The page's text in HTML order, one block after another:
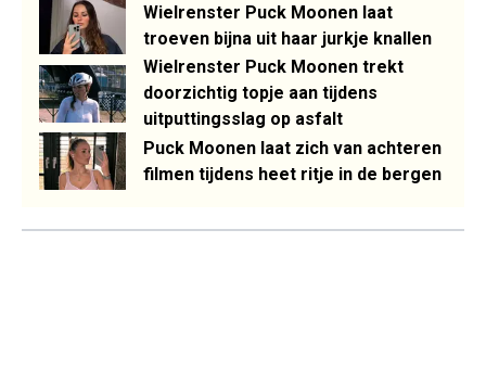
Wielrenster Puck Moonen laat
troeven bijna uit haar jurkje knallen
Wielrenster Puck Moonen trekt
doorzichtig topje aan tijdens
uitputtingsslag op asfalt
Puck Moonen laat zich van achteren
filmen tijdens heet ritje in de bergen